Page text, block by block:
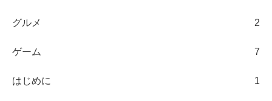
グルメ 2
ゲーム 7
はじめに 1